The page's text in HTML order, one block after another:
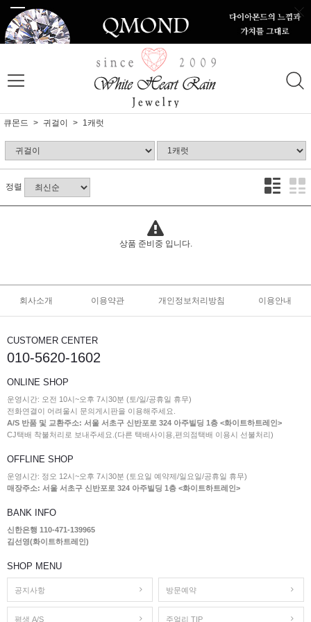
큐몬드 귀걸이 1캐럿
정렬
상품 준비중 입니다.
회사소개 이용약관 개인정보처리방침 이용안내
CUSTOMER CENTER
010-5620-1602
ONLINE SHOP
운영시간: 오전 10시~오후 7시30분 (토/일/공휴일 휴무)
전화연결이 어려울시 문의게시판을 이용해주세요.
A/S 반품 및 교환주소: 서울 서초구 신반포로 324 아주빌딩 1층 <화이트하트레인>
CJ택배 착불처리로 보내주세요.(다른 택배사이용,편의점택배 이용시 선불처리)
OFFLINE SHOP
운영시간: 정오 12시~오후 7시30분 (토요일 예약제/일요일/공휴일 휴무)
매장주소: 서울 서초구 신반포로 324 아주빌딩 1층 <화이트하트레인>
BANK INFO
신한은행 110-471-139965
김선영(화이트하트레인)
SHOP MENU
공지사항 방문예약
평생 A/S 주얼리 TIP